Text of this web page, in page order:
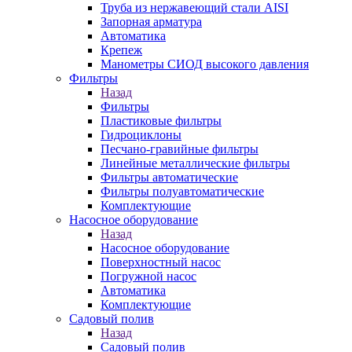
Труба из нержавеющий стали AISI
Запорная арматура
Автоматика
Крепеж
Манометры СИОД высокого давления
Фильтры
Назад
Фильтры
Пластиковые фильтры
Гидроциклоны
Песчано-гравийные фильтры
Линейные металлические фильтры
Фильтры автоматические
Фильтры полуавтоматические
Комплектующие
Насосное оборудование
Назад
Насосное оборудование
Поверхностный насос
Погружной насос
Автоматика
Комплектующие
Садовый полив
Назад
Садовый полив